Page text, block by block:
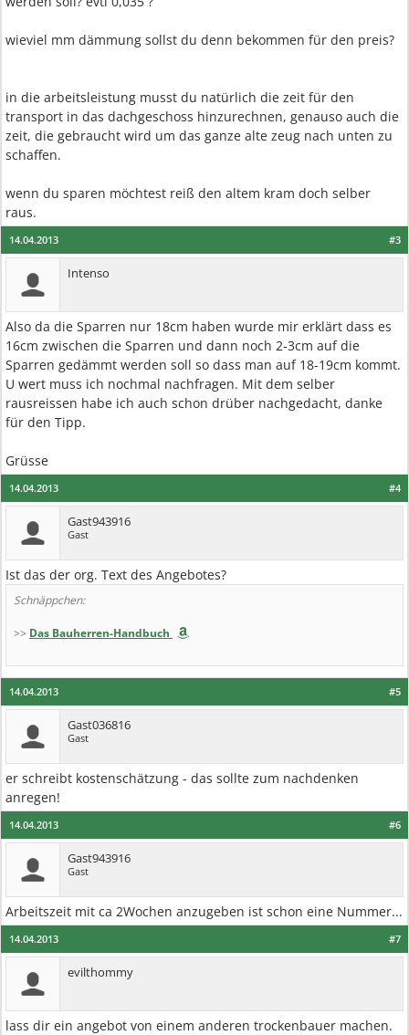
wieviel mm dämmung sollst du denn bekommen für den preis?
in die arbeitsleistung musst du natürlich die zeit für den
transport in das dachgeschoss hinzurechnen, genauso auch die
zeit, die gebraucht wird um das ganze alte zeug nach unten zu
schaffen.
wenn du sparen möchtest reiß den altem kram doch selber
raus.
#3
14.04.2013
Intenso
Also da die Sparren nur 18cm haben wurde mir erklärt dass es
16cm zwischen die Sparren und dann noch 2-3cm auf die
Sparren gedämmt werden soll so dass man auf 18-19cm kommt.
U wert muss ich nochmal nachfragen. Mit dem selber
rausreissen habe ich auch schon drüber nachgedacht, danke
für den Tipp.
Grüsse
#4
14.04.2013
Gast943916
Gast
Ist das der org. Text des Angebotes?
Schnäppchen:
>> Das Bauherren-Handbuch
#5
14.04.2013
Gast036816
Gast
er schreibt kostenschätzung - das sollte zum nachdenken
anregen!
#6
14.04.2013
Gast943916
Gast
Arbeitszeit mit ca 2Wochen anzugeben ist schon eine Nummer...
#7
14.04.2013
evilthommy
lass dir ein angebot von einem anderen trockenbauer machen.